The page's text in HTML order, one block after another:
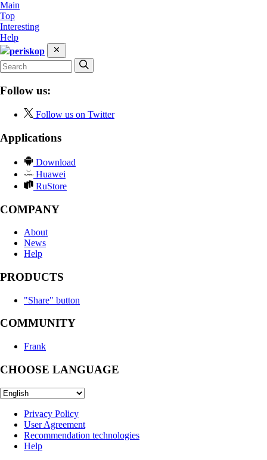
Main
Top
Interesting
Help
periskop
Follow us:
Follow us on Twitter
Applications
Download
Huawei
RuStore
COMPANY
About
News
Help
PRODUCTS
"Share" button
COMMUNITY
Frank
CHOOSE LANGUAGE
Privacy Policy
User Agreement
Recommendation technologies
Help